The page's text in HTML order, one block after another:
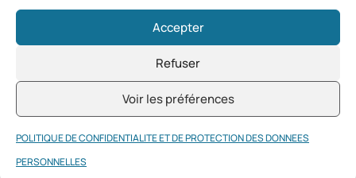
Accepter
Refuser
Voir les préférences
POLITIQUE DE CONFIDENTIALITE ET DE PROTECTION DES DONNEES
PERSONNELLES
© 2026 ED System. Tous droits réservés.Mentions légales
Politique de cookies-Politique de confidentialité
Contact-